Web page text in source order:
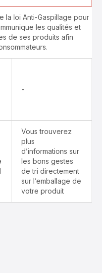
la loi Anti-Gaspillage pour
les qualités et
de ses produits afin
-
Vous trouverez
plus
d’informations sur
les bons gestes
de tri directement
sur l’emballage de
votre produit